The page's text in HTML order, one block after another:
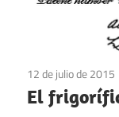
12 de julio de 2015
El